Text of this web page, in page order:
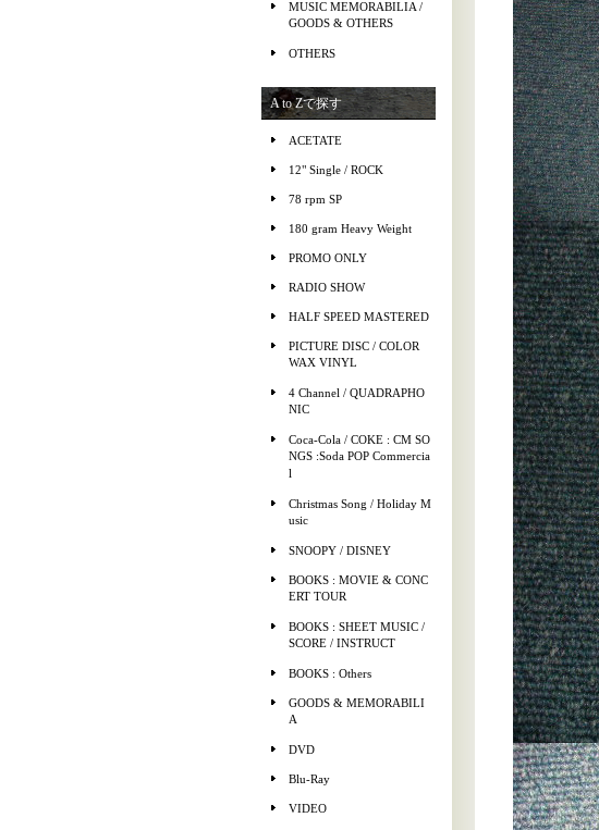
MUSIC MEMORABILIA /
GOODS & OTHERS
OTHERS
A to Zで探す
ACETATE
12" Single / ROCK
78 rpm SP
180 gram Heavy Weight
PROMO ONLY
RADIO SHOW
HALF SPEED MASTERED
PICTURE DISC / COLOR
WAX VINYL
4 Channel / QUADRAPHO
NIC
Coca-Cola / COKE : CM SO
NGS :Soda POP Commercia
l
Christmas Song / Holiday M
usic
SNOOPY / DISNEY
BOOKS : MOVIE & CONC
ERT TOUR
BOOKS : SHEET MUSIC /
SCORE / INSTRUCT
BOOKS : Others
GOODS & MEMORABILI
A
DVD
Blu-Ray
VIDEO